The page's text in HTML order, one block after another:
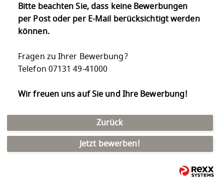
Bitte beachten Sie, dass keine Bewerbungen
per Post oder per E-Mail berücksichtigt werden
können.
Fragen zu Ihrer Bewerbung?
Telefon 07131 49-41000
Wir freuen uns auf Sie und Ihre Bewerbung!
Zurück
Jetzt bewerben!